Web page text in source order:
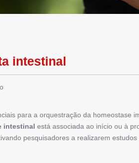
intestinal
para a orquestração da homeostase
intestinal está associada ao início ou à
pesquisadores a realizarem